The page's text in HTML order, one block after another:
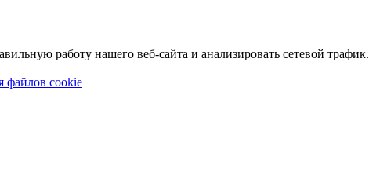
работу нашего веб-сайта и анализировать сетевой трафик.
файлов cookie